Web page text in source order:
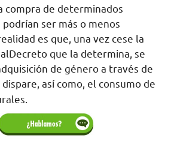
compra de determinados
ser más o menos
es que, una vez cese la
que la determina, se
de género a través de
dispare, así como, el consumo de